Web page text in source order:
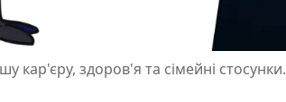
кар'єру, здоров'я та сімейні стосунки.